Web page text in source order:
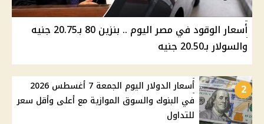
أسعار الوقود في مصر اليوم .. بنزين 80 بـ20.75 جنيه
والسولار بـ20.50 جنيه
2
أسعار الدولار اليوم الجمعة 7 أغسطس 2026
في البنوك والسوق الموازية مع أعلى وأقل سعر
للتداول